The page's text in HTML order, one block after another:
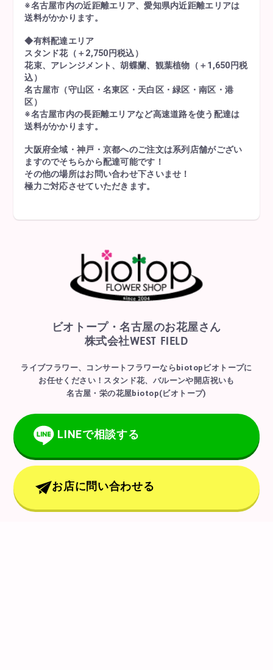
※名古屋市内の近距離エリア、愛知県内近距離エリアは
送料がかかります。
◆有料配達エリア
スタンド花（＋2,750円税込）
花束、アレンジメント、胡蝶蘭、観葉植物（＋1,650円税
込）
名古屋市（守山区・名東区・天白区・緑区・南区・港
区）
※名古屋市内の長距離エリアなど高速道路を使う配達は
送料がかかります。
大阪府全域・神戸・京都へのご注文は系列店舗がござい
ますのでそちらから配達可能です！
その他の場所はお問い合わせ下さいませ！
極力ご対応させていただきます。
ビオトープ・名古屋のお花屋さん
株式会社WEST FIELD
ライブフラワー、コンサートフラワーならbiotopビオトープに
お任せください！スタンド花、バルーンや開店祝いも
名古屋・栄の花屋biotop(ビオトープ)
LINEで相談する
お店に問い合わせる